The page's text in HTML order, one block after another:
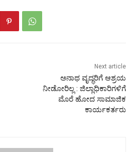
Next article
ಅನಾಥ ವೃದ್ಧರಿಗೆ ಆಶ್ರಯ
ನೀಡೋರಿಲ್ಲ : ಜಿಲ್ಲಾಧಿಕಾರಿಗಳಿಗೆ
ಮೊರೆ ಹೋದ ಸಾಮಾಜಿಕ
ಕಾರ್ಯಕರ್ತರು